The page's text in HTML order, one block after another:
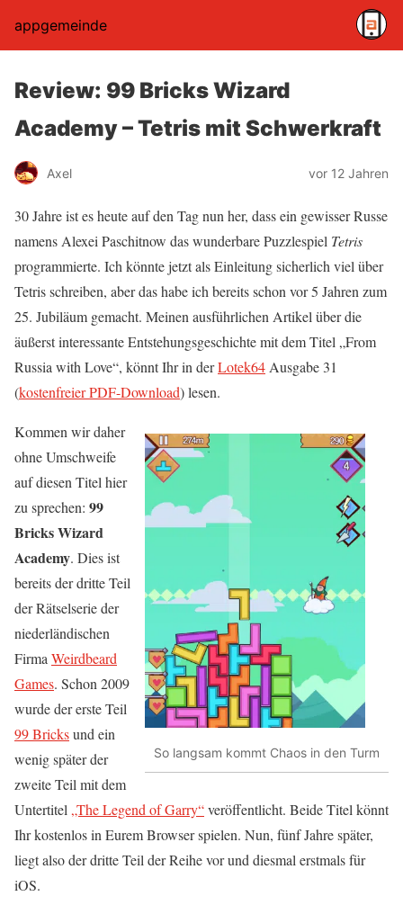
appgemeinde
Review: 99 Bricks Wizard
Academy – Tetris mit Schwerkraft
Axel vor 12 Jahren
30 Jahre ist es heute auf den Tag nun her, dass ein gewisser Russe
namens Alexei Paschitnow das wunderbare Puzzlespiel Tetris
programmierte. Ich könnte jetzt als Einleitung sicherlich viel über
Tetris schreiben, aber das habe ich bereits schon vor 5 Jahren zum
25. Jubiläum gemacht. Meinen ausführlichen Artikel über die
äußerst interessante Entstehungsgeschichte mit dem Titel „From
Russia with Love“, könnt Ihr in derLotek64 Ausgabe 31
(kostenfreier PDF-Download) lesen.
So langsam kommt Chaos in den Turm
Kommen wir daher
ohne Umschweife
auf diesen Titel hier
zu sprechen: 99
Bricks Wizard
Academy. Dies ist
bereits der dritte Teil
der Rätselserie der
niederländischen
Firma Weirdbeard
Games. Schon 2009
wurde der erste Teil
99 Bricksund ein
wenig später der
zweite Teil mit dem
Untertitel „The Legend of Garry“veröffentlicht. Beide Titel könnt
Ihr kostenlos in Eurem Browser spielen. Nun, fünf Jahre später,
liegt also der dritte Teil der Reihe vor und diesmal erstmals für
iOS.